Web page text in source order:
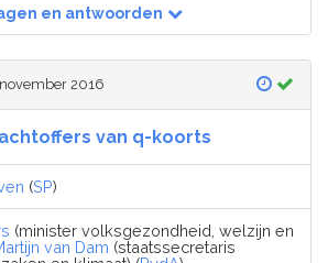
en antwoorden
2016
van q-koorts
(SP)
(minister volksgezondheid, welzijn en
van Dam (staatssecretaris